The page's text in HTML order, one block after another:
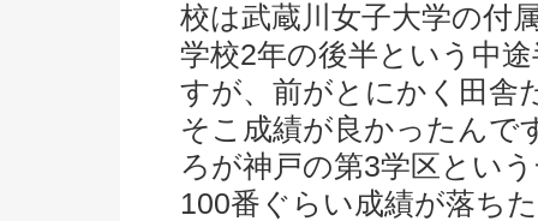
校は武蔵川女子大学の付
学校2年の後半という中
すが、前がとにかく田舎
そこ成績が良かったんで
ろが神戸の第3学区とい
100番ぐらい成績が落ち